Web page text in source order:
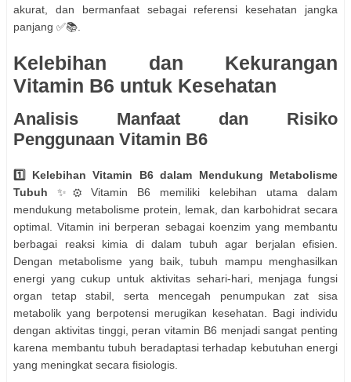
akurat, dan bermanfaat sebagai referensi kesehatan jangka
panjang ✅📚.
Kelebihan dan Kekurangan
Vitamin B6 untuk Kesehatan
Analisis Manfaat dan Risiko
Penggunaan Vitamin B6
1️⃣ Kelebihan Vitamin B6 dalam Mendukung Metabolisme
Tubuh ✨⚙️ Vitamin B6 memiliki kelebihan utama dalam
mendukung metabolisme protein, lemak, dan karbohidrat secara
optimal. Vitamin ini berperan sebagai koenzim yang membantu
berbagai reaksi kimia di dalam tubuh agar berjalan efisien.
Dengan metabolisme yang baik, tubuh mampu menghasilkan
energi yang cukup untuk aktivitas sehari-hari, menjaga fungsi
organ tetap stabil, serta mencegah penumpukan zat sisa
metabolik yang berpotensi merugikan kesehatan. Bagi individu
dengan aktivitas tinggi, peran vitamin B6 menjadi sangat penting
karena membantu tubuh beradaptasi terhadap kebutuhan energi
yang meningkat secara fisiologis.